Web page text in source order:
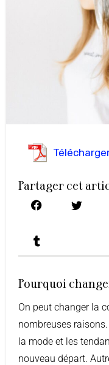
Partager cet
Pourquoi
On peut changer la couleur de ses cheveux pour de
nombreuses
la mode et les
nouveau départ.